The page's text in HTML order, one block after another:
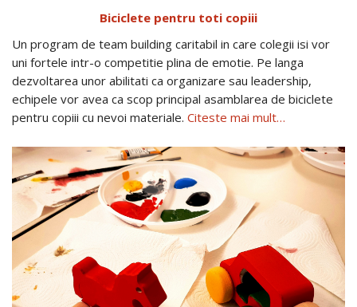
Biciclete pentru toti copiii
Un program de team building caritabil in care colegii isi vor
uni fortele intr-o competitie plina de emotie. Pe langa
dezvoltarea unor abilitati ca organizare sau leadership,
echipele vor avea ca scop principal asamblarea de biciclete
pentru copiii cu nevoi materiale. Citeste mai mult…